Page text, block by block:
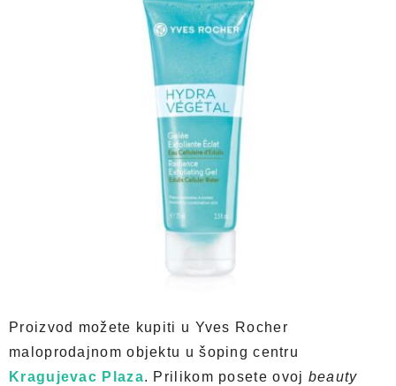
Proizvod možete kupiti u Yves Rocher
maloprodajnom objektu u šoping centru
Kragujevac Plaza. Prilikom posete ovoj beauty